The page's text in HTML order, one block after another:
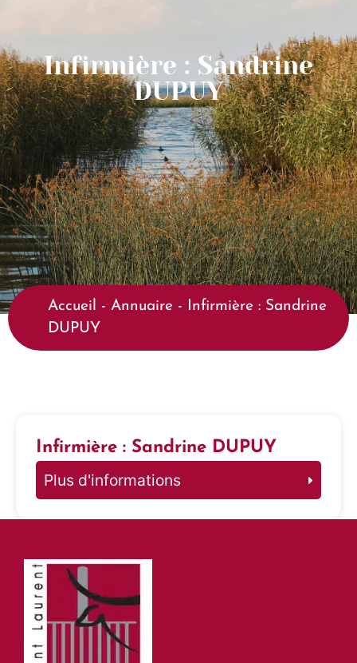
Infirmière : Sandrine
DUPUY
Accueil - Annuaire - Infirmière : Sandrine
DUPUY
Infirmière : Sandrine DUPUY
Plus d'informations